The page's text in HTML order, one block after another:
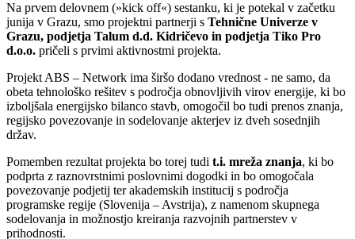
Na prvem delovnem (»kick off«) sestanku, ki je potekal v začetku
junija v Grazu, smo projektni partnerji s Tehnične Univerze v
Grazu, podjetja Talum d.d. Kidričevo in podjetja Tiko Pro
d.o.o. pričeli s prvimi aktivnostmi projekta.
Projekt ABS – Network ima širšo dodano vrednost - ne samo, da
obeta tehnološko rešitev s področja obnovljivih virov energije, ki bo
izboljšala energijsko bilanco stavb, omogočil bo tudi prenos znanja,
regijsko povezovanje in sodelovanje akterjev iz dveh sosednjih
držav.
Pomemben rezultat projekta bo torej tudi t.i. mreža znanja, ki bo
podprta z raznovrstnimi poslovnimi dogodki in bo omogočala
povezovanje podjetij ter akademskih institucij s področja
programske regije (Slovenija – Avstrija), z namenom skupnega
sodelovanja in možnostjo kreiranja razvojnih partnerstev v
prihodnosti.